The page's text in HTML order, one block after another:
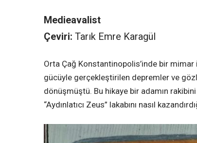
Medieavalist
Çeviri:Tarık Emre Karagül
Orta Çağ Konstantinopolis’inde bir mimar
gücüyle gerçekleştirilen depremler ve
dönüşmüştü. Bu hikaye bir adamın
“Aydınlatıcı Zeus” lakabını nasıl